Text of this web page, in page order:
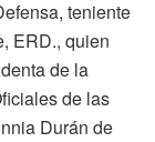
teniente
ERD., quien
de la
de las
Durán de